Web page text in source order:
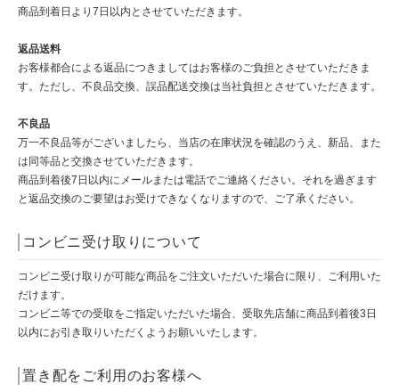
商品到着日より7日以内とさせていただきます。
返品送料
お客様都合による返品につきましてはお客様のご負担とさせていただきま
す。ただし、不良品交換、誤品配送交換は当社負担とさせていただきます。
不良品
万一不良品等がございましたら、当店の在庫状況を確認のうえ、新品、また
は同等品と交換させていただきます。
商品到着後7日以内にメールまたは電話でご連絡ください。それを過ぎます
と返品交換のご要望はお受けできなくなりますので、ご了承ください。
コンビニ受け取りについて
コンビニ受け取りが可能な商品をご注文いただいた場合に限り、ご利用いた
だけます。
コンビニ等での受取をご指定いただいた場合、受取先店舗に商品到着後3日
以内にお引き取りいただくようお願いいたします。
置き配をご利用のお客様へ